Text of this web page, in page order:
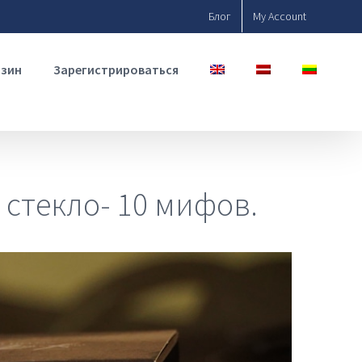
Блог My Account
Зарегистрироваться
10 мифов.